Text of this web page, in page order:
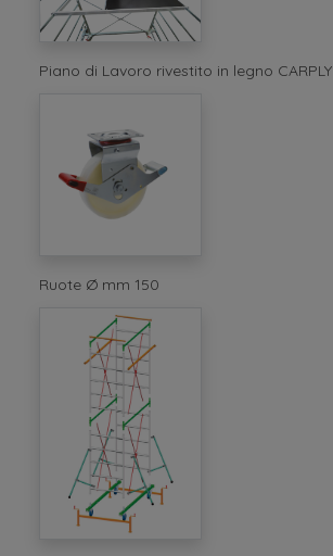
Piano di Lavoro rivestito in legno CARPLY
Ruote Ø mm 150